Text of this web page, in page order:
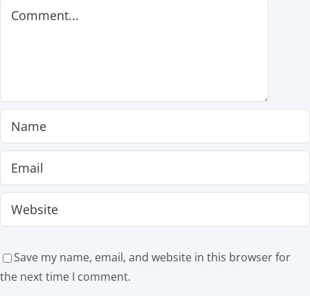
Save my name, email, and website in this browser for
the next time I comment.